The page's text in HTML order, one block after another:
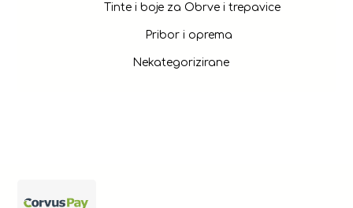
Tinte i boje za Obrve i trepavice
Pribor i oprema
Nekategorizirane